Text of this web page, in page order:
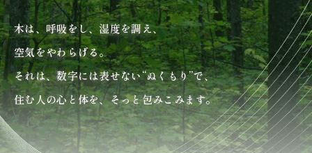
サイトマップ
MENU
木は、呼吸をし、湿度を調え、
空気をやわらげる。
それは、数字には表せない“ぬくもり”で、
住む人の心と体を、そっと包みこみます。